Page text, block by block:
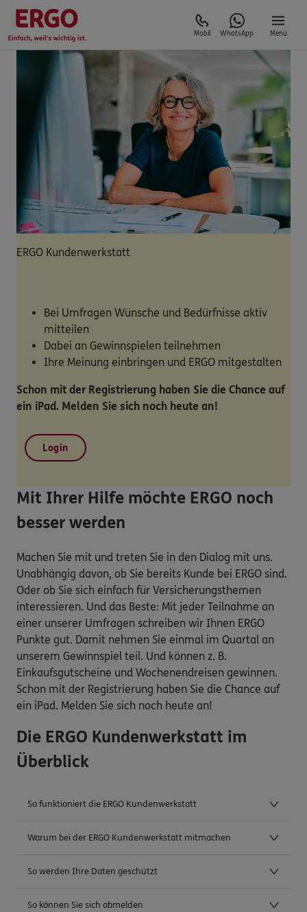
Mobil WhatsApp Menü
ERGO Kundenwerkstatt
Bei Umfragen Wünsche und Bedürfnisse aktiv
mitteilen
Dabei an Gewinnspielen teilnehmen
Ihre Meinung einbringen und ERGO mitgestalten
Schon mit der Registrierung haben Sie die Chance auf
ein iPad. Melden Sie sich noch heute an!
Login
Mit Ihrer Hilfe möchte ERGO noch
besser werden
Machen Sie mit und treten Sie in den Dialog mit uns.
Unabhängig davon, ob Sie bereits Kunde bei ERGO sind.
Oder ob Sie sich einfach für Versicherungsthemen
interessieren. Und das Beste: Mit jeder Teilnahme an
einer unserer Umfragen schreiben wir Ihnen ERGO
Punkte gut. Damit nehmen Sie einmal im Quartal an
unserem Gewinnspiel teil. Und können z. B.
Einkaufsgutscheine und Wochenendreisen gewinnen.
Schon mit der Registrierung haben Sie die Chance auf
ein iPad. Melden Sie sich noch heute an!
Die ERGO Kundenwerkstatt im
Überblick
So funktioniert die ERGO Kundenwerkstatt
Warum bei der ERGO Kundenwerkstatt mitmachen
So werden Ihre Daten geschützt
So können Sie sich abmelden